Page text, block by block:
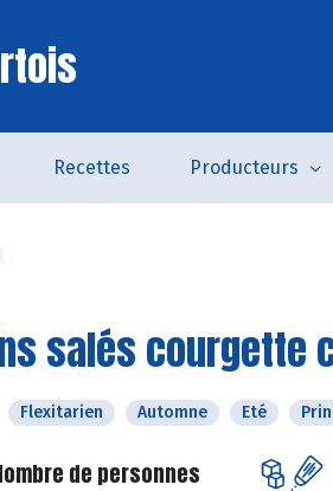
Recettes Producteurs
salés courgette
Flexitarien Automne Eté
de personnes